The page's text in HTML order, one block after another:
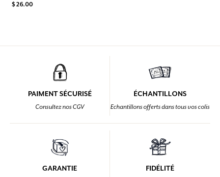
$ 26.00
PAIMENT SÉCURISÉ
Consultez nos CGV
ÉCHANTILLONS
Echantillons offerts dans tous vos colis
GARANTIE FIDÉLITÉ